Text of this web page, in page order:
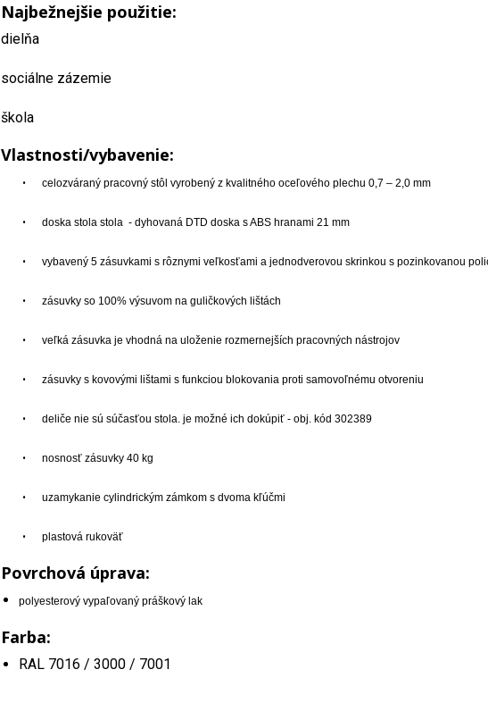
Najbežnejšie použitie:
dielňa
sociálne zázemie
škola
Vlastnosti/vybavenie:
• celozváraný pracovný stôl vyrobený z kvalitného oceľového plechu 0,7 – 2,0 mm
• doska stola stola - dyhovaná DTD doska s ABS hranami 21 mm
• vybavený 5 zásuvkami s rôznymi veľkosťami a jednodverovou skrinkou s pozinkovanou
• zásuvky so 100% výsuvom na guličkových lištách
• veľká zásuvka je vhodná na uloženie rozmernejších pracovných nástrojov
• zásuvky s kovovými lištami s funkciou blokovania proti samovoľnému otvoreniu
• deliče nie sú súčasťou stola. je možné ich dokúpiť - obj. kód 302389
• nosnosť zásuvky 40 kg
• uzamykanie cylindrickým zámkom s dvoma kľúčmi
• plastová rukoväť
Povrchová úprava:
polyesterový vypaľovaný práškový lak
Farba:
RAL 7016 / 3000 / 7001